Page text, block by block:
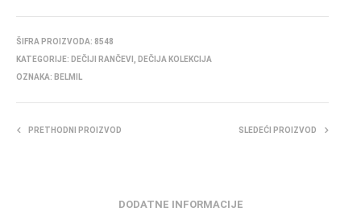
ŠIFRA PROIZVODA: 8548
KATEGORIJE: DEČIJI RANČEVI
DEČIJA KOLEKCIJA
OZNAKA: BELMIL
PRETHODNI PROIZVOD SLEDEĆI PROIZVOD
DODATNE INFORMACIJE